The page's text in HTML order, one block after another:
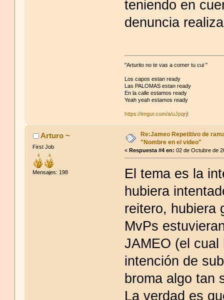
teniendo en
denuncia
"Arturito no te vas a comer tu cui "
Los capos estan ready
Las PALOMAS estan ready
En la calle estamos ready
Yeah yeah estamos ready
https://imgur.com/a/uJpqrjI
Arturo ~
First Job
Mensajes: 198
Re:Jameo Repetitivo de
"Nombre en el video"
«Respuesta #4 en: 02 de Octubre de
El tema es la
hubiera
reitero, hubiera
MvPs
JAMEO (el
intención de
broma algo tan
La verdad es